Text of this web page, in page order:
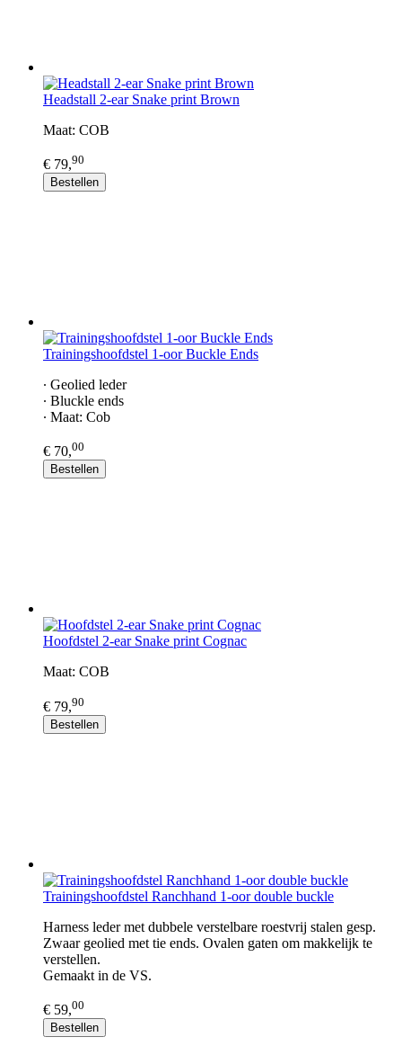
Headstall 2-ear Snake print Brown
Maat: COB
€ 79,90
Bestellen
Trainingshoofdstel 1-oor Buckle Ends
∙ Geolied leder
∙ Bluckle ends
∙ Maat: Cob
€ 70,00
Bestellen
Hoofdstel 2-ear Snake print Cognac
Maat: COB
€ 79,90
Bestellen
Trainingshoofdstel Ranchhand 1-oor double buckle
Harness leder met dubbele verstelbare roestvrij stalen gesp.
Zwaar geolied met tie ends. Ovalen gaten om makkelijk te
verstellen.
Gemaakt in de VS.
€ 59,00
Bestellen